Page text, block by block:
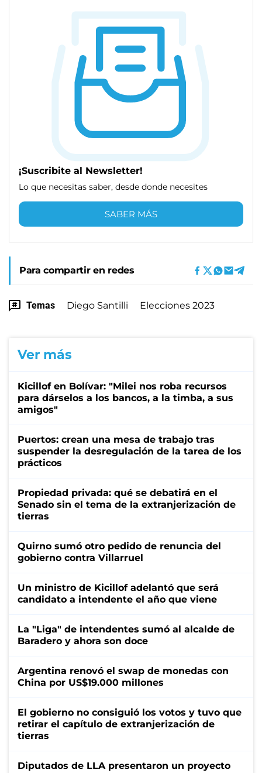
¡Suscribite al Newsletter!
Lo que necesitas saber, desde donde necesites
SABER MÁS
Para compartir en redes
Temas Diego Santilli Elecciones 2023
Ver más
Kicillof en Bolívar: "Milei nos roba recursos
para dárselos a los bancos, a la timba, a sus
amigos"
Puertos: crean una mesa de trabajo tras
suspender la desregulación de la tarea de los
prácticos
Propiedad privada: qué se debatirá en el
Senado sin el tema de la extranjerización de
tierras
Quirno sumó otro pedido de renuncia del
gobierno contra Villarruel
Un ministro de Kicillof adelantó que será
candidato a intendente el año que viene
La "Liga" de intendentes sumó al alcalde de
Baradero y ahora son doce
Argentina renovó el swap de monedas con
China por US$19.000 millones
El gobierno no consiguió los votos y tuvo que
retirar el capítulo de extranjerización de
tierras
Diputados de LLA presentaron un proyecto